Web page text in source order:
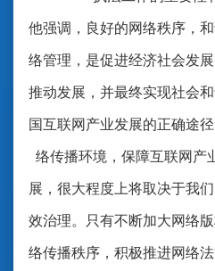
他强调，良好的网络秩序，
络管理，是促进经济社会发
推动发展，并最终实现社会
国互联网产业发展的正确途
络传播环境，保障互联网产
展，很大程度上将取决于我
效治理。只有不断加大网络
络传播秩序，积极推进网络